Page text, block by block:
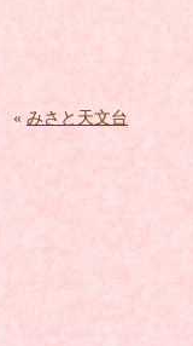
« みさと天文台